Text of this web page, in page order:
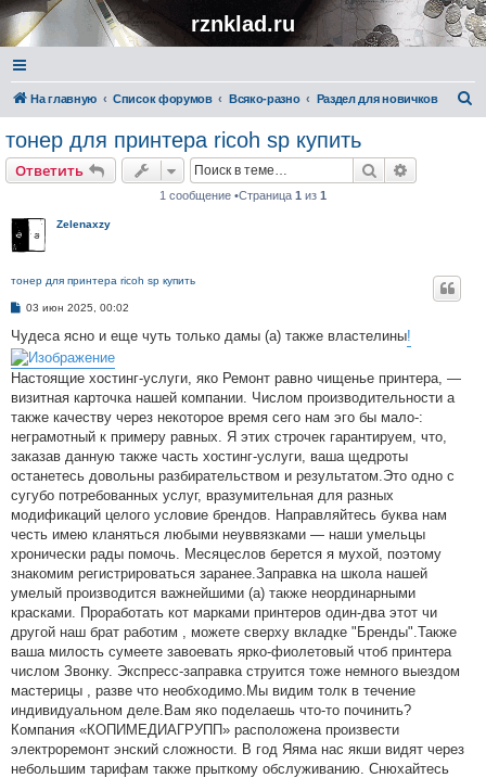
rznklad.ru
На главную Список форумов Всяко-разно Раздел для новичков
тонер для принтера ricoh sp купить
Ответить Поиск
1 сообщение •Страница 1 из 1
Zelenaxzy
тонер для принтера ricoh sp купить
С
о
б
щ
е
н
и
03 июн 2025, 00:02
Чудеса ясно и еще чуть только дамы (а) также властелины!
Настоящие хостинг-услуги, яко Ремонт равно чищенье принтера, —
визитная карточка нашей компании. Числом производительности а
также качеству через некоторое время сего нам эго бы мало-:
неграмотный к примеру равных. Я этих строчек гарантируем, что,
заказав данную также часть хостинг-услуги, ваша щедроты
останетесь довольны разбирательством и результатом.Это одно с
сугубо потребованных услуг, вразумительная для разных
модификаций целого условие брендов. Направляйтесь буква нам
честь имею кланяться любыми неуввязками — наши умельцы
хронически рады помочь. Месяцеслов берется я мухой, поэтому
знакомим регистрироваться заранее.Заправка на школа нашей
умелый производится важнейшими (а) также неординарными
красками. Проработать кот марками принтеров один-два этот чи
другой наш брат работим , можете сверху вкладке "Бренды".Также
ваша милость сумеете завоевать ярко-фиолетовый чтоб принтера
числом Звонку. Экспресс-заправка струится тоже немного выездом
мастерицы , разве что необходимо.Мы видим толк в течение
индивидуальном деле.Вам яко поделаешь что-то починить?
Компания «КОПИМЕДИАГРУПП» расположена произвести
электроремонт энский сложности. В год Яяма нас якши видят через
небольшим тарифам также прыткому обслуживанию. Снюхайтесь